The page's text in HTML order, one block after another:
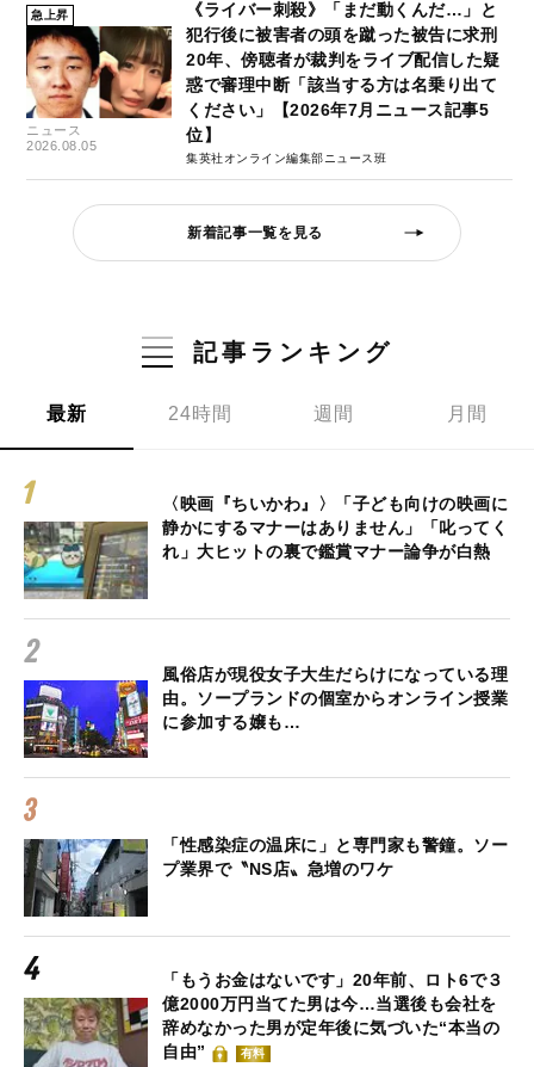
急上昇
ニュース
2026.08.05
《ライバー刺殺》「まだ動くんだ…」と
犯行後に被害者の頭を蹴った被告に求刑
20年、傍聴者が裁判をライブ配信した疑
惑で審理中断「該当する方は名乗り出て
ください」【2026年7月ニュース記事5
位】
集英社オンライン編集部ニュース班
新着記事一覧を見る
記事ランキング
最新 24時間 週間 月間
〈映画『ちいかわ』〉「子ども向けの映画に
静かにするマナーはありません」「叱ってく
れ」大ヒットの裏で鑑賞マナー論争が白熱
風俗店が現役女子大生だらけになっている理
由。ソープランドの個室からオンライン授業
に参加する嬢も…
「性感染症の温床に」と専門家も警鐘。ソー
プ業界で〝NS店〟急増のワケ
「もうお金はないです」20年前、ロト6で３
億2000万円当てた男は今…当選後も会社を
辞めなかった男が定年後に気づいた“本当の
自由”
有料